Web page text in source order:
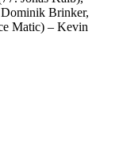
Brinker,
Matic) – Kevin